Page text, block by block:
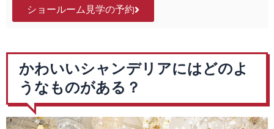
ショールーム見学の予約
かわいいシャンデリアにはどのよ
うなものがある？